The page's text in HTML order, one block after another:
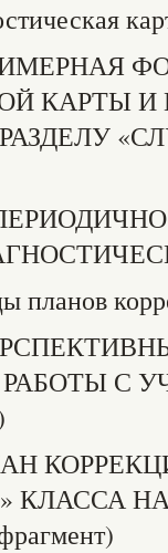
КАРТЫ И
планов
С
НА